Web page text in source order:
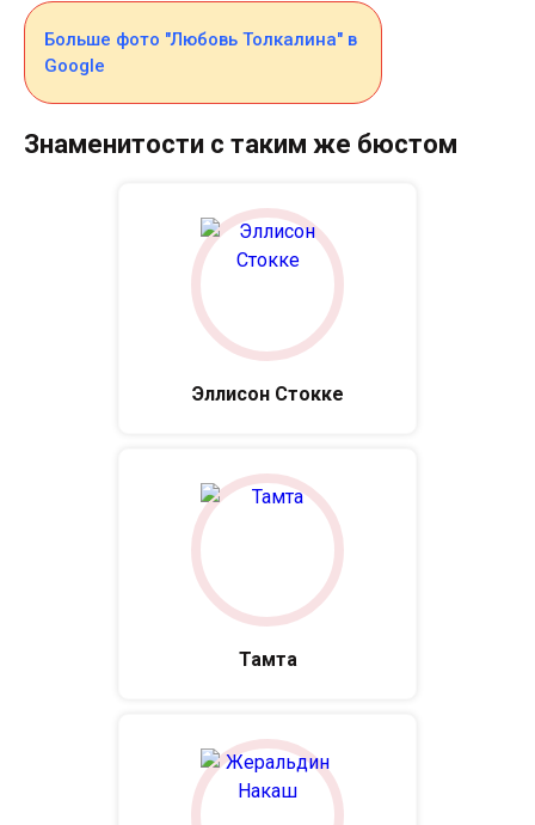
Больше фото "Любовь Толкалина" в
Google
Знаменитости с таким же бюстом
Эллисон Стокке
Тамта